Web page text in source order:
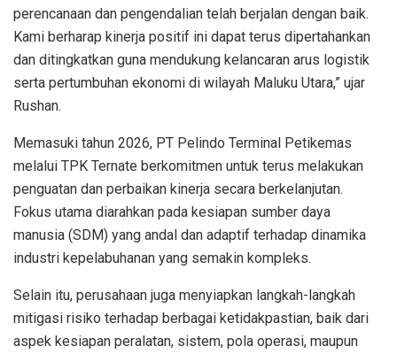
perencanaan dan pengendalian telah berjalan dengan baik.
Kami berharap kinerja positif ini dapat terus dipertahankan
dan ditingkatkan guna mendukung kelancaran arus logistik
serta pertumbuhan ekonomi di wilayah Maluku Utara,” ujar
Rushan.
Memasuki tahun 2026, PT Pelindo Terminal Petikemas
melalui TPK Ternate berkomitmen untuk terus melakukan
penguatan dan perbaikan kinerja secara berkelanjutan.
Fokus utama diarahkan pada kesiapan sumber daya
manusia (SDM) yang andal dan adaptif terhadap dinamika
industri kepelabuhanan yang semakin kompleks.
Selain itu, perusahaan juga menyiapkan langkah-langkah
mitigasi risiko terhadap berbagai ketidakpastian, baik dari
aspek kesiapan peralatan, sistem, pola operasi, maupun